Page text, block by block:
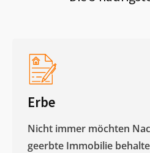
Erbe
Nicht immer möchten
geerbte Immobilie